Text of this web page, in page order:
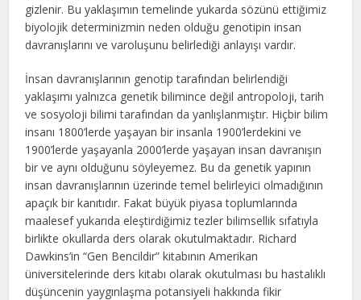
gizlenir. Bu yaklaşımın temelinde yukarda sözünü ettiğimiz
biyolojik determinizmin neden olduğu genotipin insan
davranışlarını ve varoluşunu belirlediği anlayışı vardır.
İnsan davranışlarının genotip tarafından belirlendiği
yaklaşımı yalnızca genetik bilimince değil antropoloji, tarih
ve sosyoloji bilimi tarafından da yanlışlanmıştır. Hiçbir bilim
insanı 1800’lerde yaşayan bir insanla 1900’lerdekini ve
1900’lerde yaşayanla 2000’lerde yaşayan insan davranışın
bir ve aynı olduğunu söyleyemez. Bu da genetik yapının
insan davranışlarının üzerinde temel belirleyici olmadığının
apaçık bir kanıtıdır. Fakat büyük piyasa toplumlarında
maalesef yukarıda eleştirdiğimiz tezler bilimsellik sıfatıyla
birlikte okullarda ders olarak okutulmaktadır. Richard
Dawkins’in “Gen Bencildir” kitabının Amerikan
üniversitelerinde ders kitabı olarak okutulması bu hastalıklı
düşüncenin yaygınlaşma potansiyeli hakkında fikir